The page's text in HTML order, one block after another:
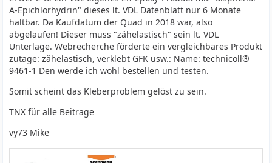
A-Epichlorhydrin" dieses lt. VDL Datenblatt nur 6 Monate
haltbar. Da Kaufdatum der Quad in 2018 war, also
abgelaufen! Dieser muss "zähelastisch" sein lt. VDL
Unterlage. Webrecherche förderte ein vergleichbares Produkt
zutage: zähelastisch, verklebt GFK usw.: Name: technicoll®
9461-1 Den werde ich wohl bestellen und testen.
Somit scheint das Kleberproblem gelöst zu sein.
TNX für alle Beitrage
vy73 Mike